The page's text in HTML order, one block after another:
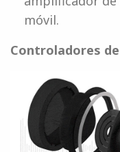
móvil.
Controladores